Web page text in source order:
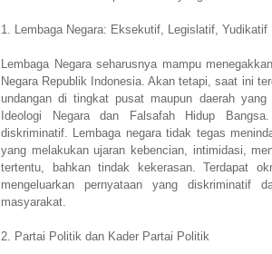
1. Lembaga Negara: Eksekutif, Legislatif, Yudikatif
Lembaga Negara seharusnya mampu
Negara Republik Indonesia. Akan tetapi, saat ini
undangan di tingkat pusat maupun daerah yang
Ideologi Negara dan Falsafah Hidup
diskriminatif. Lembaga negara tidak tegas
yang melakukan ujaran kebencian, intimidasi,
tertentu, bahkan tindak kekerasan. Terdapat
mengeluarkan pernyataan yang diskriminatif
masyarakat.
2. Partai Politik dan Kader Partai Politik